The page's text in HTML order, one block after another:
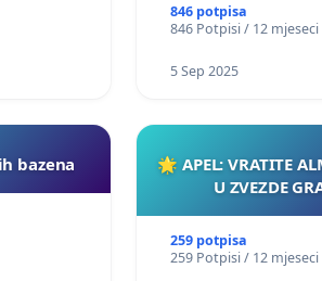
846 potpisa
846 Potpisi / 12 mjeseci
5 Sep 2025
bazena
🌟 APEL: VRATITE
U ZVEZDE
259 potpisa
259 Potpisi / 12 mjeseci